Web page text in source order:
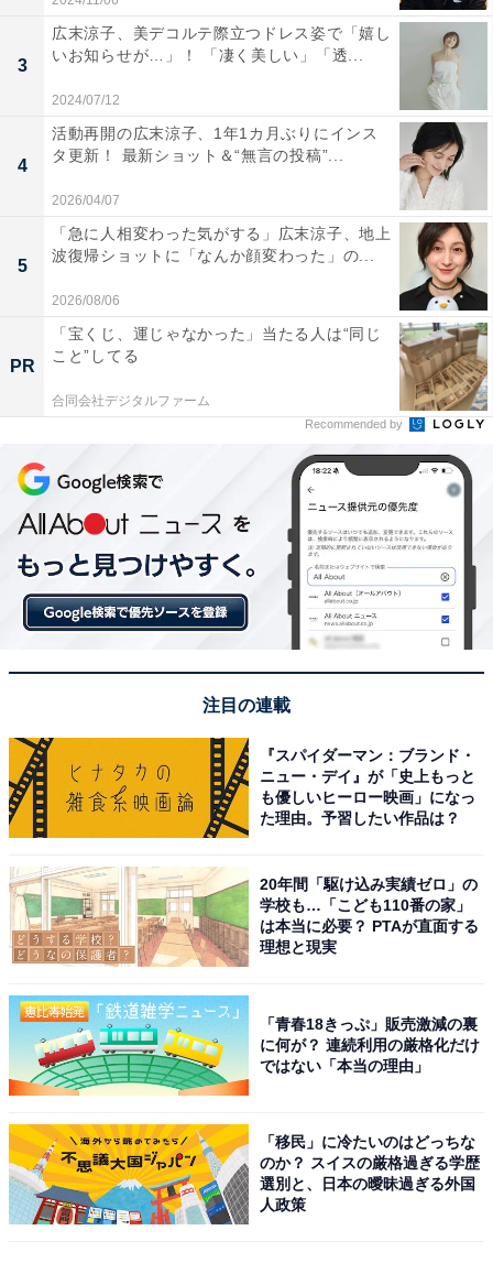
3
広末涼子、美デコルテ際立つドレス姿で「嬉し
いお知らせが…」！ 「凄く美しい」「透...
2024/07/12
4
活動再開の広末涼子、1年1カ月ぶりにインス
タ更新！ 最新ショット＆“無言の投稿”...
2026/04/07
5
「急に人相変わった気がする」広末涼子、地上
波復帰ショットに「なんか顔変わった」の...
2026/08/06
PR
「宝くじ、運じゃなかった」当たる人は“同じ
こと”してる
合同会社デジタルファーム
Recommended by
注目の連載
『スパイダーマン：ブランド・
ニュー・デイ』が「史上もっと
も優しいヒーロー映画」になっ
た理由。予習したい作品は？
20年間「駆け込み実績ゼロ」の
学校も…「こども110番の家」
は本当に必要？ PTAが直面する
理想と現実
「青春18きっぷ」販売激減の裏
に何が？ 連続利用の厳格化だけ
ではない「本当の理由」
「移民」に冷たいのはどっちな
のか？ スイスの厳格過ぎる学歴
選別と、日本の曖昧過ぎる外国
人政策